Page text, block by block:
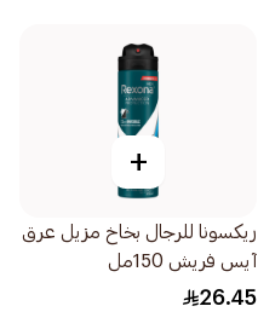
+
ريكسونا للرجال بخاخ مزيل عرق
آيس فريش 150مل
26.45